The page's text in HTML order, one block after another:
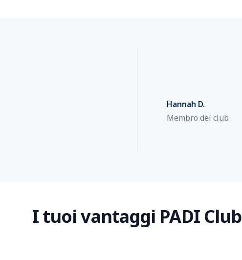
Hannah D.
Membro del club
I tuoi vantaggi PADI Club